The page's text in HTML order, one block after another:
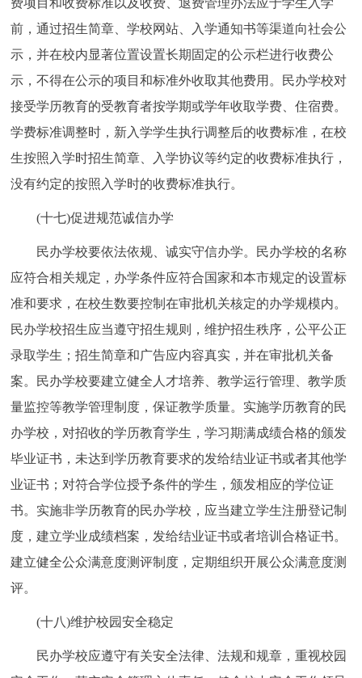
费项目和收费标准以及收费、退费管理办法应于学生入学
前，通过招生简章、学校网站、入学通知书等渠道向社会公
示，并在校内显著位置设置长期固定的公示栏进行收费公
示，不得在公示的项目和标准外收取其他费用。民办学校对
接受学历教育的受教育者按学期或学年收取学费、住宿费。
学费标准调整时，新入学学生执行调整后的收费标准，在校
生按照入学时招生简章、入学协议等约定的收费标准执行，
没有约定的按照入学时的收费标准执行。
(十七)促进规范诚信办学
民办学校要依法依规、诚实守信办学。民办学校的名称
应符合相关规定，办学条件应符合国家和本市规定的设置标
准和要求，在校生数要控制在审批机关核定的办学规模内。
民办学校招生应当遵守招生规则，维护招生秩序，公平公正
录取学生；招生简章和广告应内容真实，并在审批机关备
案。民办学校要建立健全人才培养、教学运行管理、教学质
量监控等教学管理制度，保证教学质量。实施学历教育的民
办学校，对招收的学历教育学生，学习期满成绩合格的颁发
毕业证书，未达到学历教育要求的发给结业证书或者其他学
业证书；对符合学位授予条件的学生，颁发相应的学位证
书。实施非学历教育的民办学校，应当建立学生注册登记制
度，建立学业成绩档案，发给结业证书或者培训合格证书。
建立健全公众满意度测评制度，定期组织开展公众满意度测
评。
(十八)维护校园安全稳定
民办学校应遵守有关安全法律、法规和规章，重视校园